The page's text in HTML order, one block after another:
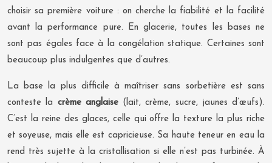
choisir sa première voiture : on cherche la fiabilité et la facilité
avant la performance pure. En glacerie, toutes les bases ne
sont pas égales face à la congélation statique. Certaines sont
beaucoup plus indulgentes que d’autres.
La base la plus difficile à maîtriser sans sorbetière est sans
conteste la crème anglaise(lait, crème, sucre, jaunes d’œufs).
C’est la reine des glaces, celle qui offre la texture la plus riche
et soyeuse, mais elle est capricieuse. Sa haute teneur en eau la
rend très sujette à la cristallisation si elle n’est pas turbinée. À